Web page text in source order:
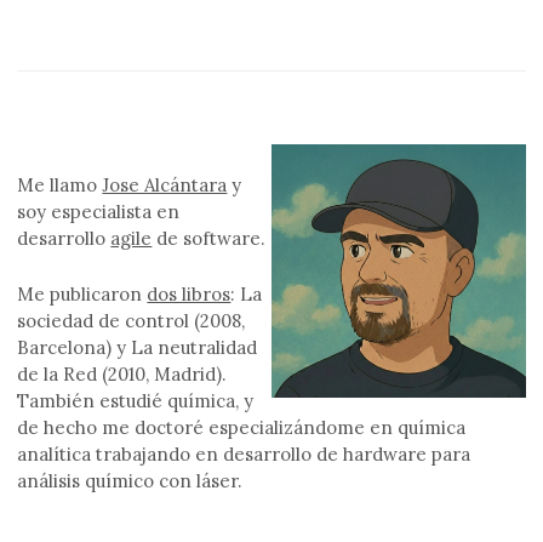
Me llamoJose Alcántara y
soy especialista en
desarrollo agile de software.
Me publicaron dos libros: La
sociedad de control (2008,
Barcelona) y La neutralidad
de la Red (2010, Madrid).
También estudié química, y
de hecho me doctoré especializándome en química
analítica trabajando en desarrollo de hardware para
análisis químico con láser.